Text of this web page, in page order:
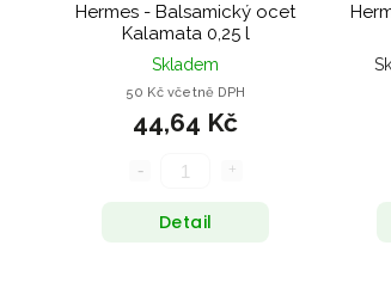
Hermes - Balsamický ocet
Kalamata 0,25 l
Skladem
50 Kč včetně DPH
44,64 Kč
Detail